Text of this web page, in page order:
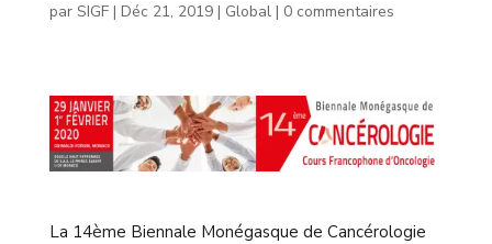
par SIGF| Déc 21, 2019| Global| 0 commentaires
La 14ème Biennale Monégasque de Cancérologie